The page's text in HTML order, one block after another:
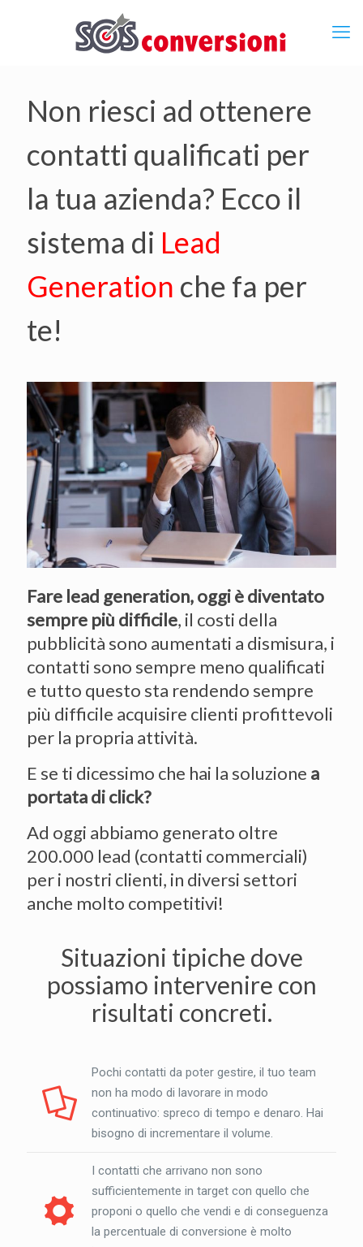
Non riesci ad ottenere
contatti qualificati per
la tua azienda? Ecco il
sistema di Lead
Generation che fa per
te!
Fare lead generation, oggi è diventato
sempre più difficile, il costi della
pubblicità sono aumentati a dismisura, i
contatti sono sempre meno qualificati
e tutto questo sta rendendo sempre
più difficile acquisire clienti profittevoli
per la propria attività.
E se ti dicessimo che hai la soluzione a
portata di click?
Ad oggi abbiamo generato oltre
200.000 lead (contatti commerciali)
per i nostri clienti, in diversi settori
anche molto competitivi!
Situazioni tipiche dove
possiamo intervenire con
risultati concreti.
Pochi contatti da poter gestire, il tuo team
non ha modo di lavorare in modo
continuativo: spreco di tempo e denaro. Hai
bisogno di incrementare il volume.
I contatti che arrivano non sono
sufficientemente in target con quello che
proponi o quello che vendi e di conseguenza
la percentuale di conversione è molto